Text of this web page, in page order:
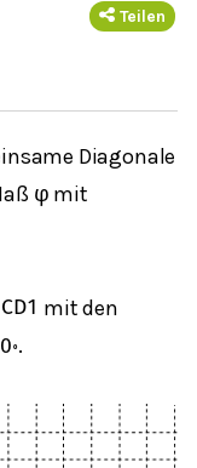
Teilen
Diagonale
φ mit
CD1 mit den
∘.